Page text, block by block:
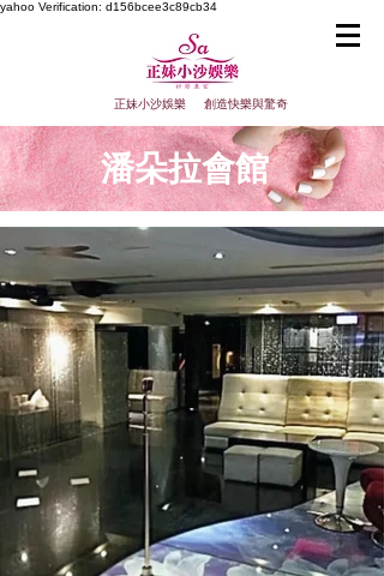
yahoo Verification: d156bcee3c89cb34
正妹小沙娛樂 創造快樂與驚奇
潘朵拉會館